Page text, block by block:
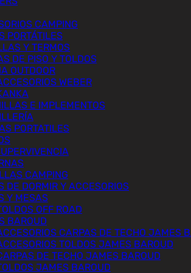
CAMPING
PORTÁTILES
Y TERMOS
DE PISO Y TOLDOS
OUTDOOR
WEBER
E IMPLEMENTOS
PORTATILES
CAMPING
DE DORMIR Y ACCESORIOS
Y MESAS
OFF ROAD
BAROUD
CARPAS DE TECHO JAMES
TOLDOS JAMES BAROUD
DE TECHO JAMES BAROUD
JAMES BAROUD